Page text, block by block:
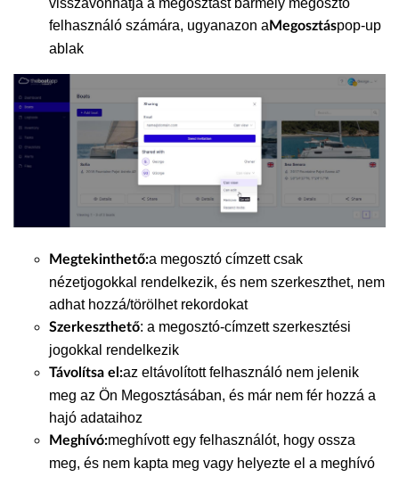
visszavonhatja a megosztást bármely megosztó
felhasználó számára, ugyanazon a Megosztáspop-up
ablak
Megtekinthető:a megosztó címzett csak
nézetjogokkal rendelkezik, és nem szerkeszthet, nem
adhat hozzá/törölhet rekordokat
Szerkeszthető: a megosztó-címzett szerkesztési
jogokkal rendelkezik
Távolítsa el:az eltávolított felhasználó nem jelenik
meg az Ön Megosztásában, és már nem fér hozzá a
hajó adataihoz
Meghívó:meghívott egy felhasználót, hogy ossza
meg, és nem kapta meg vagy helyezte el a meghívó